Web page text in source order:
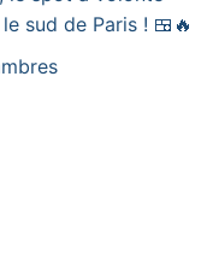
sud de Paris ! 🍱🔥